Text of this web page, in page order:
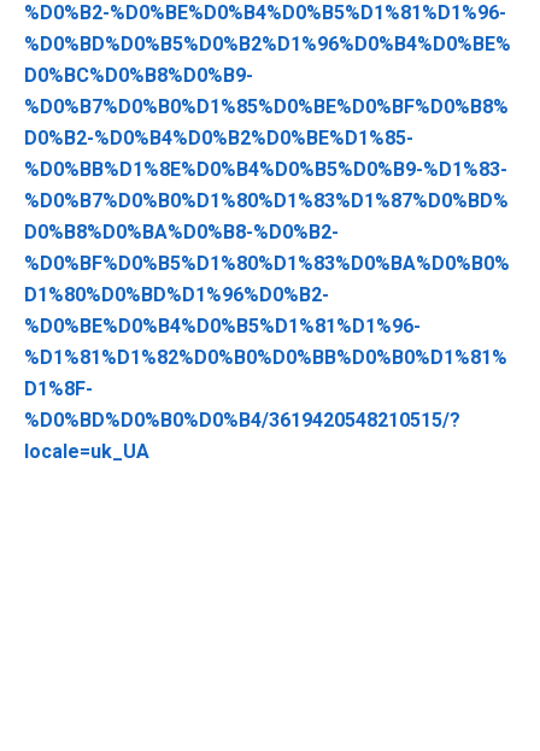
%D0%B2-%D0%BE%D0%B4%D0%B5%D1%81%D1%96-
%D0%BD%D0%B5%D0%B2%D1%96%D0%B4%D0%BE%
D0%BC%D0%B8%D0%B9-
%D0%B7%D0%B0%D1%85%D0%BE%D0%BF%D0%B8%
D0%B2-%D0%B4%D0%B2%D0%BE%D1%85-
%D0%BB%D1%8E%D0%B4%D0%B5%D0%B9-%D1%83-
%D0%B7%D0%B0%D1%80%D1%83%D1%87%D0%BD%
D0%B8%D0%BA%D0%B8-%D0%B2-
%D0%BF%D0%B5%D1%80%D1%83%D0%BA%D0%B0%
D1%80%D0%BD%D1%96%D0%B2-
%D0%BE%D0%B4%D0%B5%D1%81%D1%96-
%D1%81%D1%82%D0%B0%D0%BB%D0%B0%D1%81%
D1%8F-
%D0%BD%D0%B0%D0%B4/3619420548210515/?
locale=uk_UA